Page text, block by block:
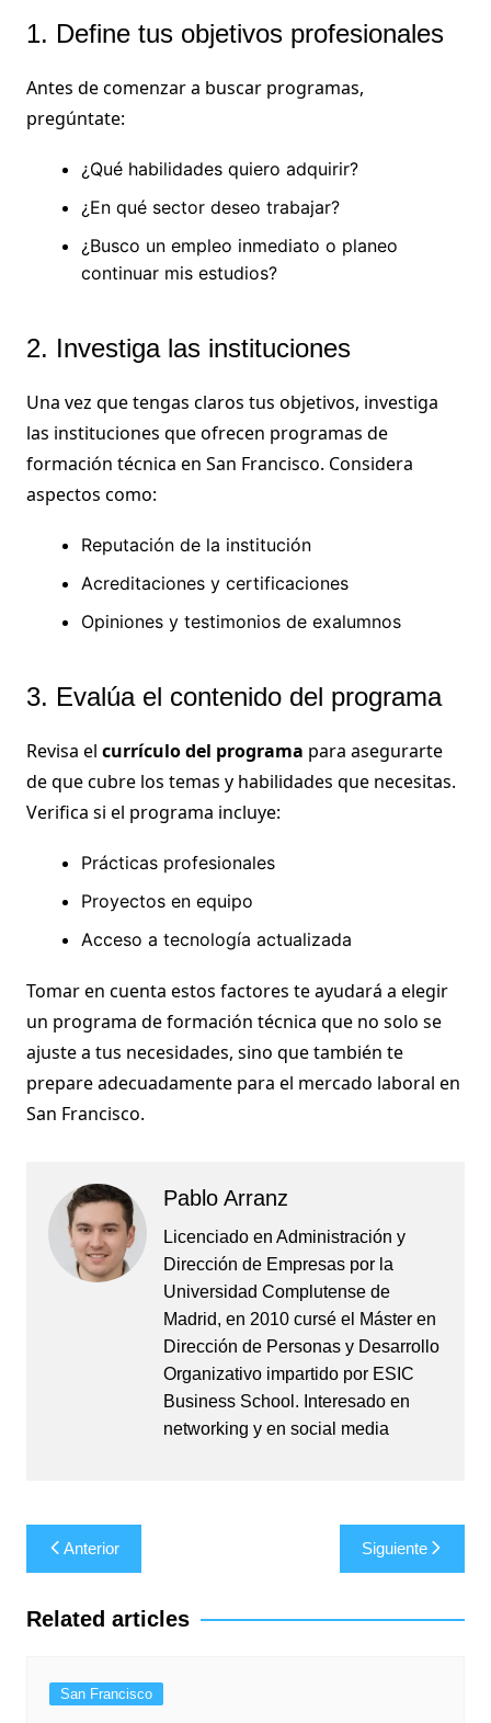
1. Define tus objetivos profesionales
Antes de comenzar a buscar programas,
pregúntate:
¿Qué habilidades quiero adquirir?
¿En qué sector deseo trabajar?
¿Busco un empleo inmediato o planeo
continuar mis estudios?
2. Investiga las instituciones
Una vez que tengas claros tus objetivos, investiga
las instituciones que ofrecen programas de
formación técnica en San Francisco. Considera
aspectos como:
Reputación de la institución
Acreditaciones y certificaciones
Opiniones y testimonios de exalumnos
3. Evalúa el contenido del programa
Revisa el currículo del programa para asegurarte
de que cubre los temas y habilidades que necesitas.
Verifica si el programa incluye:
Prácticas profesionales
Proyectos en equipo
Acceso a tecnología actualizada
Tomar en cuenta estos factores te ayudará a elegir
un programa de formación técnica que no solo se
ajuste a tus necesidades, sino que también te
prepare adecuadamente para el mercado laboral en
San Francisco.
Pablo Arranz
Licenciado en Administración y
Dirección de Empresas por la
Universidad Complutense de
Madrid, en 2010 cursé el Máster en
Dirección de Personas y Desarrollo
Organizativo impartido por ESIC
Business School. Interesado en
networking y en social media
Navegación
de
entradas
Anterior Siguiente
Related articles
San Francisco